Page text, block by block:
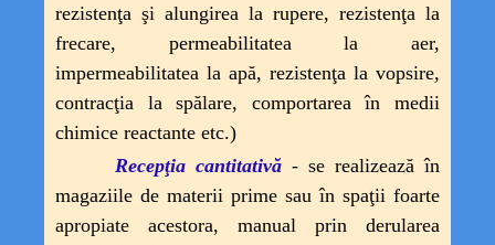
rezistenţa şi alungirea la rupere, rezistenţa la
frecare, permeabilitatea la aer,
impermeabilitatea la apă, rezistenţa la vopsire,
contracţia la spălare, comportarea în medii
chimice reactante etc.)
Recepţia cantitativă - se realizează în
magaziile de materii prime sau în spaţii foarte
apropiate acestora, manual prin derularea